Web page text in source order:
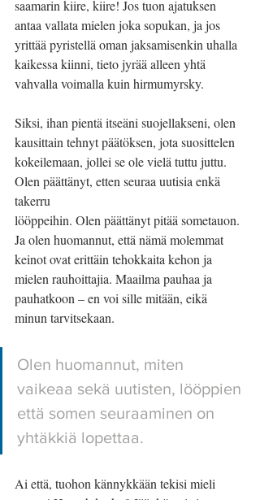
saamarin kiire, kiire! Jos tuon ajatuksen
antaa vallata mielen joka sopukan, ja jos
yrittää pyristellä oman jaksamisenkin uhalla
kaikessa kiinni, tieto jyrää alleen yhtä
vahvalla voimalla kuin hirmumyrsky.
Siksi, ihan pientä itseäni suojellakseni, olen
kausittain tehnyt päätöksen, jota suosittelen
kokeilemaan, jollei se ole vielä tuttu juttu.
Olen päättänyt, etten seuraa uutisia enkä
takerru
lööppeihin. Olen päättänyt pitää sometauon.
Ja olen huomannut, että nämä molemmat
keinot ovat erittäin tehokkaita kehon ja
mielen rauhoittajia. Maailma pauhaa ja
pauhatkoon – en voi sille mitään, eikä
minun tarvitsekaan.
Olen huomannut, miten
vaikeaa sekä uutisten, lööppien
että somen seuraaminen on
yhtäkkiä lopettaa.
Ai että, tuohon kännykkään tekisi mieli